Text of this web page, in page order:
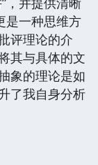
是一种思维方
评理论的介
其与具体的文
象的理论是如
了我自身分析